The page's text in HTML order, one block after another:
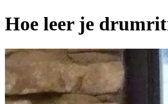
Hoe leer je